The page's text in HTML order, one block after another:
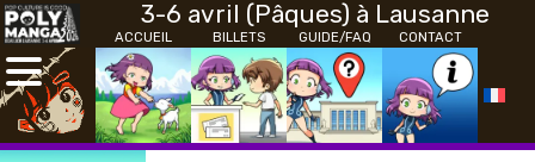
3-6 avril (Pâques) à Lausanne
ACCUEIL BILLETS GUIDE/FAQ CONTACT